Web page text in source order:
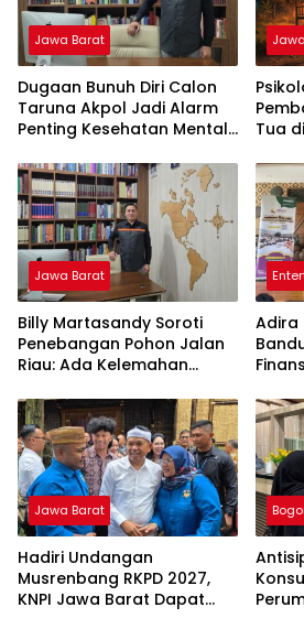
Jawa Barat
Dugaan Bunuh Diri Calon
Taruna Akpol Jadi Alarm
Penting Kesehatan Mental
Berbasis Disiplin
Tua
Jawa Barat
Billy Martasandy Soroti
Penebangan Pohon Jalan
Riau: Ada Kelemahan
Jangan Tunggu Viral Baru
Bertindak
Adira
Jawa Barat
Hadiri Undangan
Musrenbang RKPD 2027,
KNPI Jawa Barat Dapat